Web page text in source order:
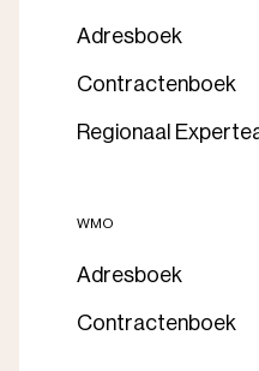
Adresboek
Contractenboek
Regionaal
WMO
Adresboek
Contractenboek